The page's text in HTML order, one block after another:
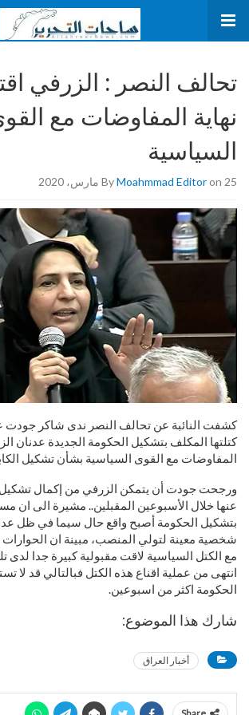
تحالف النصر : الزرفي
نهاية المفاوضات مع
السياسية
ByMoahmmad Editoron 25 مارس، 2020
كشفت النائبة عن تحالف النصر ندى شاكر جودت
كتلتها المكلف بتشكيل الحكومة الجديدة عدنان
المفاوضات مع القوى السياسية بشأن تشكيل
ورجحت جودت أن يتمكن الزرفي من إكمال تشكيل
عنها خلال الأسبوعين المقبلين.. مشيرة الى ان
بتشكيل الحكومة أصبح واقع حال سيما في ظل
شخصية معينة لتولي المنصب، مبينة ان الحوارات
مع الكتل السياسية لاقت مقبولية كبيرة جدا لدى
انتهى من عملية اقناع هذه الكتل فبالتالي قد لا
الحكومة اكثر من اسبوعين.
شارك هذا الموضوع:
أخبار العراق